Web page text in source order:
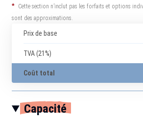
*
Cette section n’inclut pas les forfaits et options
sont des approximations.
Prix de base
TVA (21%)
Coût total
Capacité